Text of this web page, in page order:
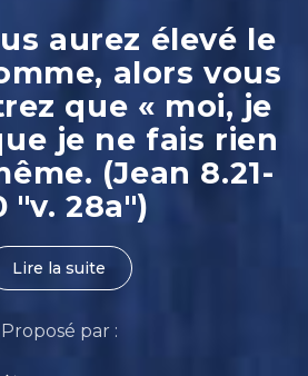
aurez élevé le
alors vous
que « moi, je
je ne fais rien
(Jean 8.21-
"v. 28a")
Lire la suite
Proposé par :